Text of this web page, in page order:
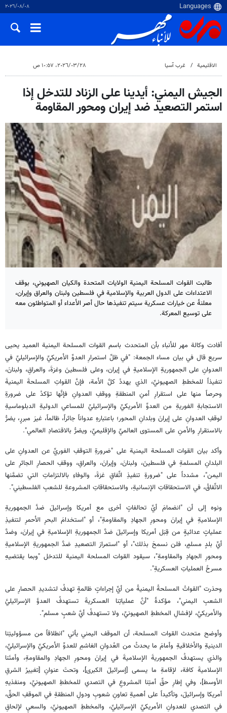
٠٨‏/٠٨‏/٢٠٢٦
الاقلیمیة غرب آسیا ٢٨‏/٠٣‏/٢٠٢٦، ١٠:٥٧ ص
الجيش اليمني: أيدينا على الزناد للتدخل إذا
استمر التصعيد ضد إيران ومحور المقاومة
طالبت القوات المسلحة اليمنية الولايات المتحدة والكيان الصهيوني، بوقف
الاعتداءات على الدول العربية والإسلامية في فلسطين ولبنان والعراق وإيران،
معلنةً عن خيارات عسكرية سيتم تنفيذها حال أصر الأعداء أو المتواطئون معه
على توسيع المعركة.
أفادت وكالة مهر للأنباء بأن المتحدث باسم القوات المسلحة اليمنية العميد يحيى
سريع قال في بيان مساء الجمعة: "في ظلِّ استمرارِ العدوِّ الأمريكيِّ والإسرائيليِّ في
العدوانِ على الجمهوريةِ الإسلاميةِ في إيران، وعلى فلسطينَ وغزةَ، والعراقِ، ولبنانَ،
تنفيذاً للمخططِ الصهيونيِّ، الذي يهددُ كلَّ الأمة، فإنَّ القواتِ المسلحةَ اليمنيةَ
وحرصاً منها على استقرارِ أمنِ المنطقةِ ووقفِ العدوانِ فإنَّها تؤكدُ على ضرورةِ
الاستجابةِ الفوريةِ من العدوِّ الأمريكيِّ والإسرائيليِّ للمساعي الدوليةِ الدبلوماسيةِ
لوقفِ العدوانِ على إيرانَ وبلدانِ المحور؛ باعتبارهِ عدواناً جائراً، ظالماً، غيرَ مبررٍ، يضرُّ
بالاستقرارِ والأمنِ على المستوى العالميِّ والإقليميِّ، ويضرُّ بالاقتصادِ العالمي".
وأكد بيان القوات المسلحة اليمنية على "ضرورةِ التوقفِ الفوريِّ عن العدوانِ على
البلدانِ المسلمةِ في فلسطينَ، ولبنانَ، وإيرانَ، والعراقِ، ووقفِ الحصارِ الجائرِ على
اليمن"، مشدداً على "ضرورةِ تنفيذِ اتِّفاقِ غزةَ، والوفاءِ بالالتزاماتِ التي تضمَّنها
الاتِّفاقُ، في الاستحقاقاتِ الإنسانيةِ، والاستحقاقاتِ المشروعةِ للشعبِ الفلسطيني".
ونوه إلى أن "انضمامَ أيِّ تحالفاتٍ أخرى مع أمريكا وإسرائيلَ ضدَّ الجمهوريةِ
الإسلاميةِ في إيرانَ ومحورِ الجهادِ والمقاومةِ"، أو "استخدامَ البحرِ الأحمرِ لتنفيذِ
عملياتٍ عدائيةٍ من قِبَل أمريكا وإسرائيلَ ضدَّ الجمهوريةِ الإسلاميةِ في إيرانَ، وضدَّ
أيِّ بلدٍ مسلمٍ، فلن نسمحَ بذلك"، أو "استمرارَ التصعيدِ ضدَّ الجمهوريةِ الإسلاميةِ
ومحورِ الجهادِ والمقاومةِ"، سيقود القوات المسلحة اليمنية للتدخل "وبما يقتضيهِ
مسرحُ العملياتِ العسكريةِ".
وحذرت "القواتُ المسلحةُ اليمنيةُ من أيِّ إجراءاتٍ ظالمةٍ تهدفُ لتشديدِ الحصارِ على
الشعبِ اليمني"، مؤكدةً "أنَّ عملياتِنا العسكريةَ تستهدفُ العدوَّ الإسرائيليَّ
والأمريكيَّ، لإفشالِ المخططِ الصهيونيِّ، ولا تستهدفُ أيَّ شعبٍ مسلم".
وأوضح متحدث القوات المسلحة، أن الموقف اليمني يأتي "انطلاقاً من مسؤوليتِنا
الدينيةِ والأخلاقيةِ وأمامَ ما يحدثُ من العُدوانِ الغاشمِ للعدوِّ الأمريكيِّ والإسرائيليِّ،
والذي يستهدفُ الجمهوريةَ الإسلاميةَ في إيرانَ ومحورِ الجهادِ والمقاومةِ، وأمتَنا
الإسلاميةَ كافة، لإقامةِ ما يسمى [إسرائيلَ الكبرى]، وتحتَ عنوانِ [تغييرُ الشرقِ
الأوسط]، وفي إطارِ حقِّ أمتِنا المشروعِ في التصدي للمخططِ الصهيونيِّ، ومنفذيهِ
أمريكا وإسرائيلَ، وتأكيداً على أهميةِ تعاونِ شعوبِ ودولِ المنطقةِ في الموقفِ الحقِّ،
في التصدي للعدوانِ الأمريكيِّ الإسرائيليِّ، والمخططِ الصهيونيِّ، والسعيِ لإلحاقِ